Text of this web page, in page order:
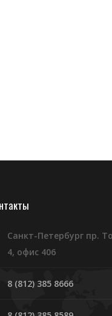
Санкт-Петербург пр.
4, офис 406
8 (812) 385 8666